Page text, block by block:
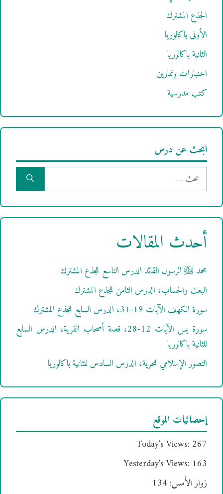
الجذع المشترك
الأولى باكالوريا
الثانية باكالوريا
اختبارات وتمارين
كتب مدرسية
ابحث عن درس
البحث
عن:
أحدث المقالات
محمد ﷺ الرسول القائد الدرس التاسع للجذع المشترك
البعث والحساب، الدرس الثامن للجذع المشترك
سورة الكهف الآيات 19-31، الدرس السابع للجذع المشترك
سورة يس الآيات 12-28، قصة أصحاب القرية، الدرس السابع
للثانية باكالوريا
التصور الإسلامي للحرية، الدرس السادس للثانية باكالوريا
إحصائيات الموقع
Today's Views: 267
Yesterday's Views: 163
زوار الأمس: 134